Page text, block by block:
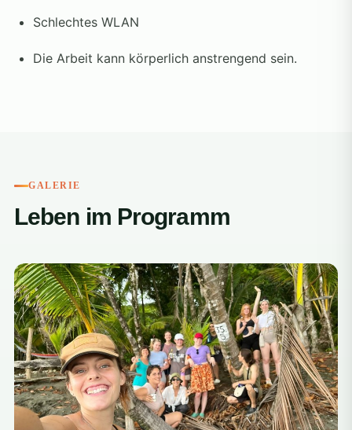
Schlechtes WLAN
Die Arbeit kann körperlich anstrengend sein.
GALERIE
Leben im Programm